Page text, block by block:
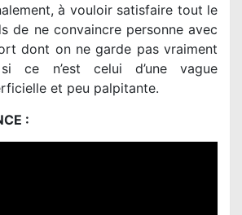
à vouloir satisfaire tout le
de ne convaincre personne avec
dont on ne garde pas vraiment
ce n’est celui d’une vague
et peu palpitante.
: